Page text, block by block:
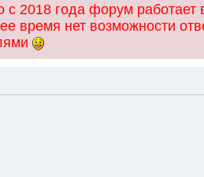
2018 года форум работает
время нет возможности